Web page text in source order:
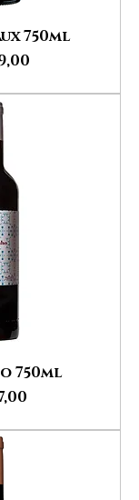
750ml
750ml